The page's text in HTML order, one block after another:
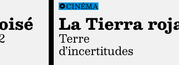
CINÉMA
La Tierra
Terre
d’incertitudes